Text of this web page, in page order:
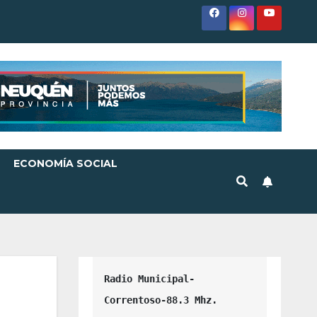
ECONOMÍA SOCIAL
Radio Municipal-
Correntoso-88.3 Mhz.